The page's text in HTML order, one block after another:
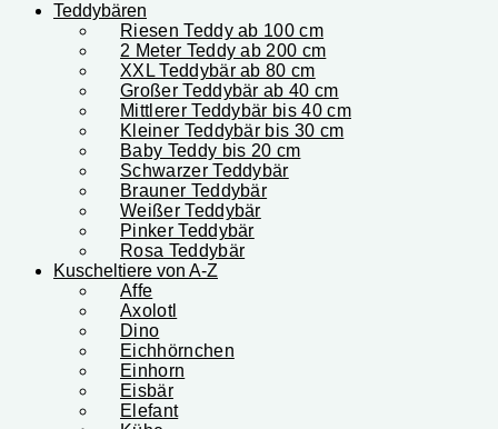
Teddybären
Riesen Teddy ab 100 cm
2 Meter Teddy ab 200 cm
XXL Teddybär ab 80 cm
Großer Teddybär ab 40 cm
Mittlerer Teddybär bis 40 cm
Kleiner Teddybär bis 30 cm
Baby Teddy bis 20 cm
Schwarzer Teddybär
Brauner Teddybär
Weißer Teddybär
Pinker Teddybär
Rosa Teddybär
Kuscheltiere von A-Z
Affe
Axolotl
Dino
Eichhörnchen
Einhorn
Eisbär
Elefant